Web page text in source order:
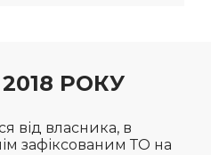
2018 РОКУ
від власника, в
зафіксованим ТО на